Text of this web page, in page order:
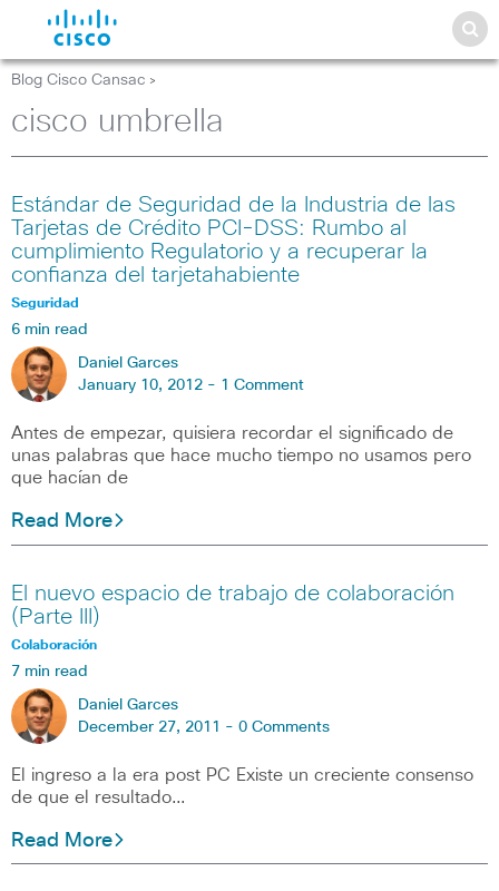
Blog Cisco Cansac >
cisco umbrella
Estándar de Seguridad de la Industria de las
Tarjetas de Crédito PCI-DSS: Rumbo al
cumplimiento Regulatorio y a recuperar la
confianza del tarjetahabiente
Seguridad
6 min read
Daniel Garces
January 10, 2012 - 1 Comment
Antes de empezar, quisiera recordar el significado de
unas palabras que hace mucho tiempo no usamos pero
que hacían de
Read More
El nuevo espacio de trabajo de colaboración
(Parte III)
Colaboración
7 min read
Daniel Garces
December 27, 2011 - 0 Comments
El ingreso a la era post PC Existe un creciente consenso
de que el resultado…
Read More